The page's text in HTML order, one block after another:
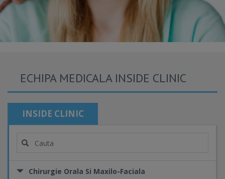
ECHIPA MEDICALA INSIDE CLINIC
INSIDE CLINIC
Chirurgie Orala Si Maxilo-Faciala